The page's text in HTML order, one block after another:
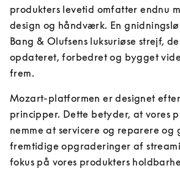
produkters levetid omfatter endnu
design og håndværk. En
Bang & Olufsens luksuriøse strejf,
opdateret, forbedret og bygget
frem.
Mozart-platformen er designet
principper. Dette betyder, at vores
nemme at servicere og reparere og
fremtidige opgraderinger af
fokus på vores produkters